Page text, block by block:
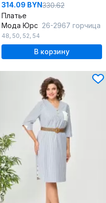
314.09 BYN330.62
Платье
Мода Юрс 26-2967 горчица
48, 50, 52, 54
В корзину